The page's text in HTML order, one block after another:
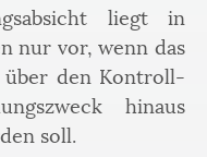
liegt in
nur vor, wenn das
den Kontroll-
hinaus
soll.